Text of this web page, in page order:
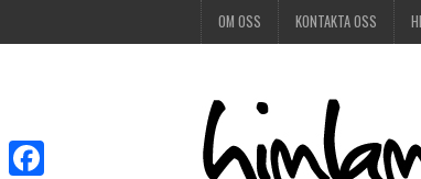
OM OSS KONTAKTA OSS